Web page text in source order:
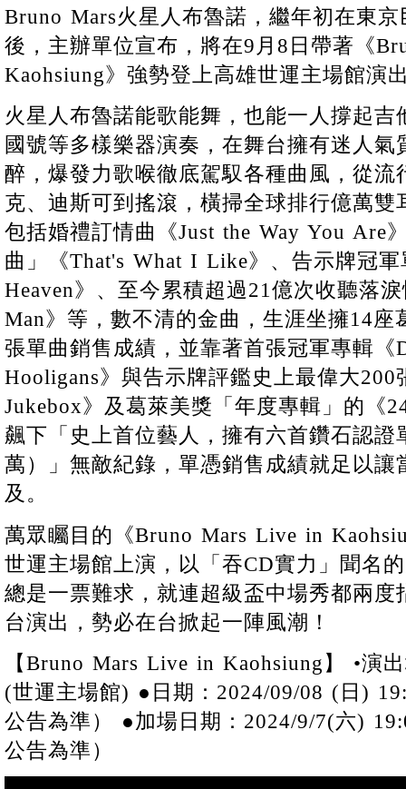
Bruno Mars火星人布魯諾，繼年初在東
後，主辦單位宣布，將在9月8日帶著《
Kaohsiung》強勢登上高雄世運主場館演
火星人布魯諾能歌能舞，也能一人撐起
國號等多樣樂器演奏，在舞台擁有迷人
醉，爆發力歌喉徹底駕馭各種曲風，從流
克、迪斯可到搖滾，橫掃全球排行億萬
包括婚禮訂情曲《Just the Way You Are
曲」《That's What I Like》、告示牌冠
Heaven》、至今累積超過21億次收聽落
Man》等，數不清的金曲，生涯坐擁14座
張單曲銷售成績，並靠著首張冠軍專輯《
Hooligans》與告示牌評鑑史上最偉大
Jukebox》及葛萊美獎「年度專輯」的《
飆下「史上首位藝人，擁有六首鑽石認證
萬）」無敵紀錄，單憑銷售成績就足以讓
及。
萬眾矚目的《Bruno Mars Live in
世運主場館上演，以「吞CD實力」聞名
總是一票難求，就連超級盃中場秀都兩度
台演出，勢必在台掀起一陣風潮！
【Bruno Mars Live in Kaohsiung】 •演
(世運主場館) ●日期：2024/09/08 (日)
公告為準） ●加場日期：2024/9/7(六)
公告為準）